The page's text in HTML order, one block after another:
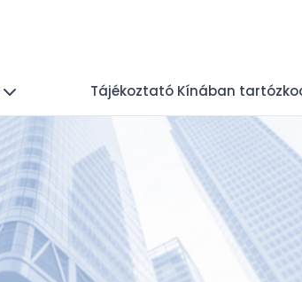
Tájékoztató Kínában